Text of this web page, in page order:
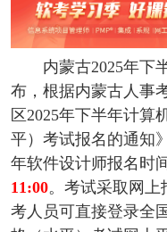
内蒙古2025年下
布，根据内蒙古人事
区2025年下半年计算
平）考试报名的通知
年软件设计师报名时
11:00。考试采取网上
考人员可直接登录全